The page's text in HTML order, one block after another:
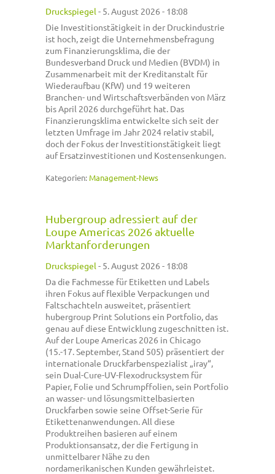
Druckspiegel - 5. August 2026 - 18:08
Die Investitionstätigkeit in der Druckindustrie
ist hoch, zeigt die Unternehmensbefragung
zum Finanzierungsklima, die der
Bundesverband Druck und Medien (BVDM) in
Zusammenarbeit mit der Kreditanstalt für
Wiederaufbau (KfW) und 19 weiteren
Branchen- und Wirtschaftsverbänden von März
bis April 2026 durchgeführt hat. Das
Finanzierungsklima entwickelte sich seit der
letzten Umfrage im Jahr 2024 relativ stabil,
doch der Fokus der Investitionstätigkeit liegt
auf Ersatzinvestitionen und Kostensenkungen.
Kategorien: Management-News
Hubergroup adressiert auf der
Loupe Americas 2026 aktuelle
Marktanforderungen
Druckspiegel - 5. August 2026 - 18:08
Da die Fachmesse für Etiketten und Labels
ihren Fokus auf flexible Verpackungen und
Faltschachteln ausweitet, präsentiert
hubergroup Print Solutions ein Portfolio, das
genau auf diese Entwicklung zugeschnitten ist.
Auf der Loupe Americas 2026 in Chicago
(15.-17. September, Stand 505) präsentiert der
internationale Druckfarbenspezialist „iray“,
sein Dual-Cure-UV-Flexodrucksystem für
Papier, Folie und Schrumpffolien, sein Portfolio
an wasser- und lösungsmittelbasierten
Druckfarben sowie seine Offset-Serie für
Etikettenanwendungen. All diese
Produktreihen basieren auf einem
Produktionsansatz, der die Fertigung in
unmittelbarer Nähe zu den
nordamerikanischen Kunden gewährleistet.